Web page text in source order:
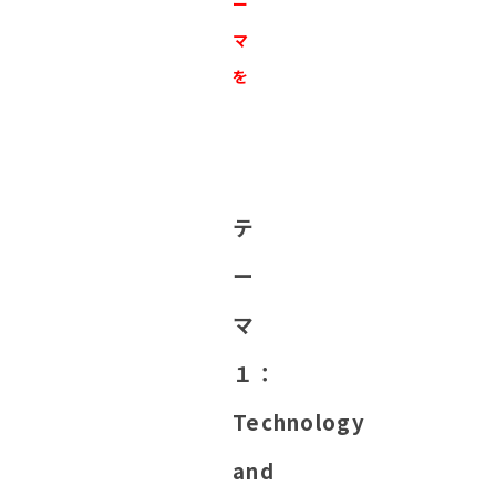
マ
を
テ
ー
マ
１：
Technology
and